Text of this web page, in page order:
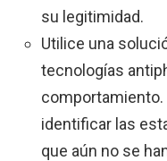
su legitimidad.
Utilice una
tecnologías
comportamiento.
identificar las
que aún no se